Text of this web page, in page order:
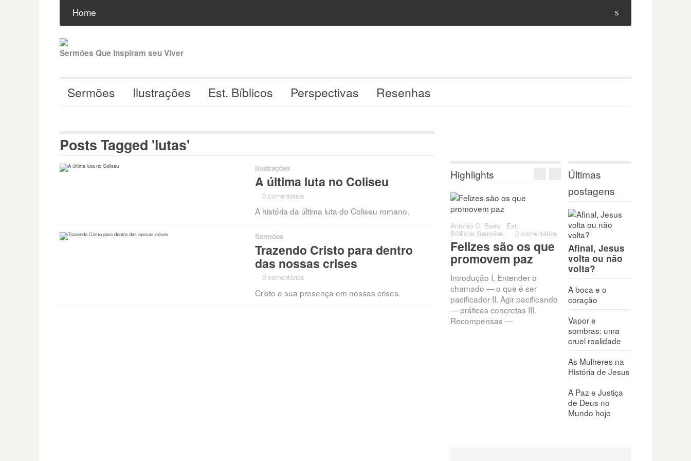
s
para
conteúdo
Home
Sermões Que Inspiram seu Viver
Sermões Ilustrações Est. Bíblicos Perspectivas Resenhas
Posts Tagged 'lutas'
Ilustrações
A última luta no Coliseu
0 comentários
A história da última luta do Coliseu romano.
Sermões
Trazendo Cristo para dentro
das nossas crises
0 comentários
Cristo e sua presença em nossas crises.
Highlights
Antonio C. Barro Est.
Bíblicos,Sermões 0 comentários
Felizes são os que
promovem paz
Introdução I. Entender o
chamado — o que é ser
pacificador II. Agir pacificando
— práticas concretas III.
Recompensas —
Últimas
postagens
Afinal, Jesus
volta ou não
volta?
A boca e o
coração
Vapor e
sombras: uma
cruel realidade
As Mulheres na
História de Jesus
A Paz e Justiça
de Deus no
Mundo hoje